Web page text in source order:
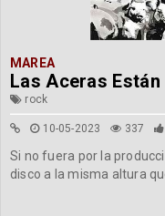
MAREA
Las Aceras
rock
10-05-2023 337
Si no fuera por la
disco a la misma altura